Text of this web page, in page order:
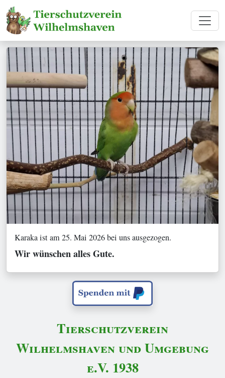
Karaka ist am 25. Mai 2026 bei uns ausgezogen.
Wir wünschen alles Gute.
Tierschutzverein
Wilhelmshaven und Umgebung
e.V. 1938